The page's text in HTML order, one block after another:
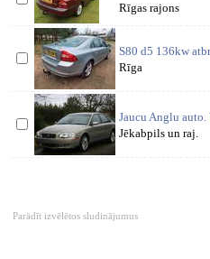
Rīgas rajons
S80 d5 136kw
Rīga
Jaucu Anglu
Jēkabpils un raj.
Parādīt izvēlētos sludinājumus